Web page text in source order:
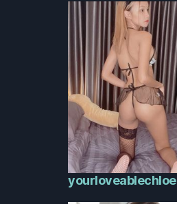
posts
yourloveablechloe